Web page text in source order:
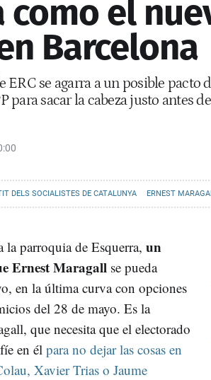
como el
Barcelona
ERC se agarra a un posible pacto
para sacar la cabeza justo antes
DELS SOCIALISTES DE CATALUNYA ERNEST
la parroquia de Esquerra, un
Ernest Maragall se pueda
en la última curva con opciones
del 28 de mayo. Es la
que necesita que el electorado
en él para no dejar las cosas en
Xavier Trias o Jaume